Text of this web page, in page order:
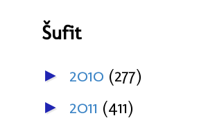
Šufit
► 2010 (277)
► 2011 (411)